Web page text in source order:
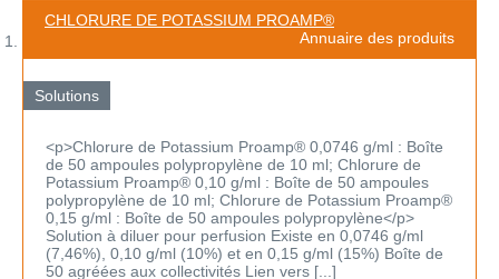
CHLORURE DE POTASSIUM PROAMP®
Annuaire des produits
Solutions
<p>Chlorure de Potassium Proamp® 0,0746 g/ml : Boîte
de 50 ampoules polypropylène de 10 ml; Chlorure de
Potassium Proamp® 0,10 g/ml : Boîte de 50 ampoules
polypropylène de 10 ml; Chlorure de Potassium Proamp®
0,15 g/ml : Boîte de 50 ampoules polypropylène</p>
Solution à diluer pour perfusion Existe en 0,0746 g/ml
(7,46%), 0,10 g/ml (10%) et en 0,15 g/ml (15%) Boîte de
50 agréées aux collectivités Lien vers [...]